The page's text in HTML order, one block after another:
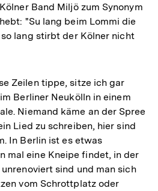
Band Miljö zum Synonym
"Su lang beim Lommi die
lang stirbt der Kölner nicht
Zeilen tippe, sitze ich gar
Berliner Neukölln in einem
Niemand käme an der Spree
Lied zu schreiben, hier sind
In Berlin ist es etwas
mal eine Kneipe findet, in der
sind und man sich
vom Schrottplatz oder